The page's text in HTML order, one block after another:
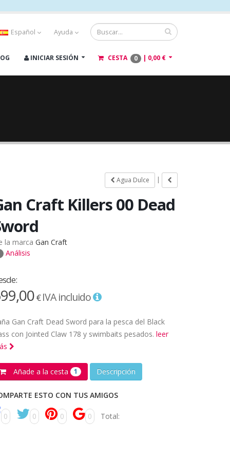
Español Ayuda
INICIAR SESIÓN CESTA 0 | 0,00 €
Agua Dulce |
Craft Killers 00 Dead
la marca Gan Craft
Análisis
€IVA incluido
Gan Craft Dead Sword para la pesca del Black
con Jointed Claw 178 y swimbaits pesados. leer
Añade a la cesta 1 Descripción
ESTO CON TUS AMIGOS
0 0 0 0 Total: